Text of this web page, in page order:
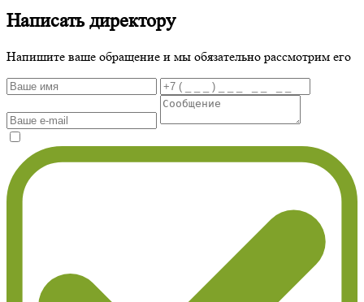
Написать директору
Напишите ваше обращение и мы обязательно рассмотрим его